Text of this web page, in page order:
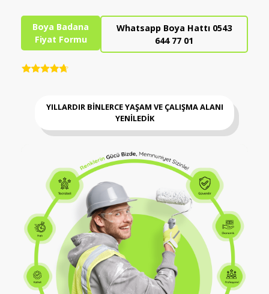
Boya Badana
Fiyat Formu
Whatsapp Boya Hattı 0543
644 77 01
YILLARDIR BİNLERCE YAŞAM VE ÇALIŞMA ALANI
YENİLEDİK